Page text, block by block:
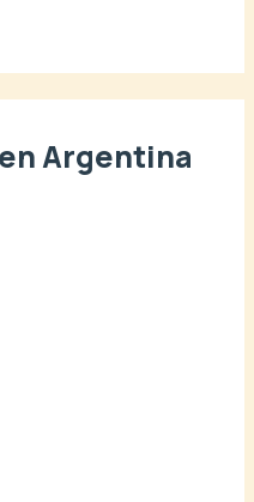
Argentina